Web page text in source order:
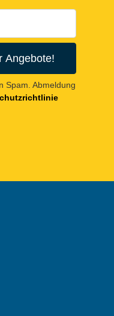
Angebote!
Spam. Abmeldung